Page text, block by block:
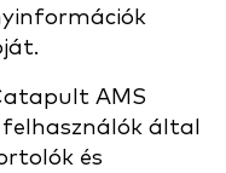
AMS
által
és